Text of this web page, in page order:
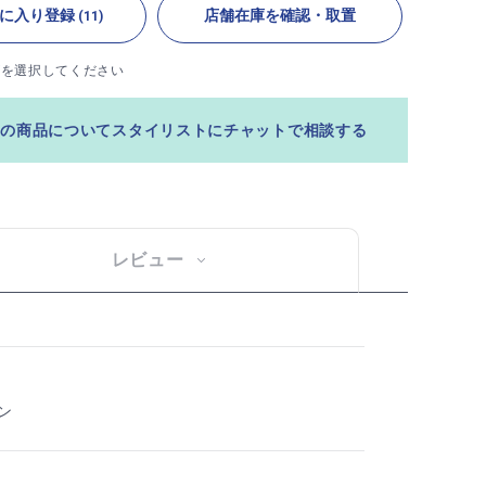
入り登録 (11) 店舗在庫を確認・取置
選択してください
商品についてスタイリストにチャットで相談する
レビュー